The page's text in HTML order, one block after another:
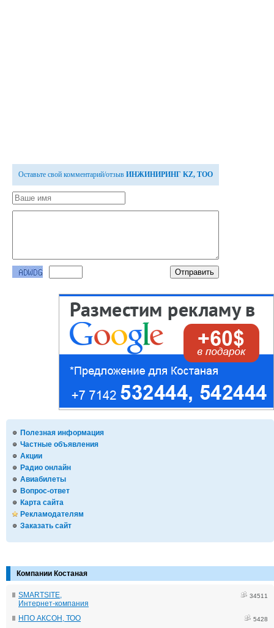
Полезная информация
Частные объявления
Акции
Радио онлайн
Авиабилеты
Вопрос-ответ
Карта сайта
Рекламодателям
Заказать сайт
Компании Костаная
SMARTSITE,
Интернет-компания
34511
НПО АКСОН, ТОО 5428
Оставьте свой комментарий/отзыв ИНЖИНИРИНГ KZ, ТОО